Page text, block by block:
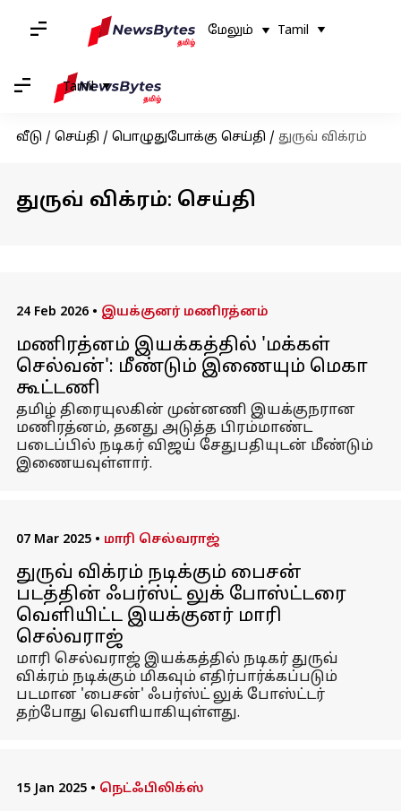
மேலும் Tamil
Tamil
வீடு / செய்தி / பொழுதுபோக்கு செய்தி / துருவ் விக்ரம்
துருவ் விக்ரம்: செய்தி
24 Feb 2026 • இயக்குனர் மணிரத்னம்
மணிரத்னம் இயக்கத்தில் 'மக்கள்
செல்வன்': மீண்டும் இணையும் மெகா
கூட்டணி
தமிழ் திரையுலகின் முன்னணி இயக்குநரான
மணிரத்னம், தனது அடுத்த பிரம்மாண்ட
படைப்பில் நடிகர் விஜய் சேதுபதியுடன் மீண்டும்
இணையவுள்ளார்.
07 Mar 2025 • மாரி செல்வராஜ்
துருவ் விக்ரம் நடிக்கும் பைசன்
படத்தின் ஃபர்ஸ்ட் லுக் போஸ்ட்டரை
வெளியிட்ட இயக்குனர் மாரி
செல்வராஜ்
மாரி செல்வராஜ் இயக்கத்தில் நடிகர் துருவ்
விக்ரம் நடிக்கும் மிகவும் எதிர்பார்க்கப்படும்
படமான 'பைசன்' ஃபர்ஸ்ட் லுக் போஸ்ட்டர்
தற்போது வெளியாகியுள்ளது.
15 Jan 2025 • நெட்ஃபிலிக்ஸ்